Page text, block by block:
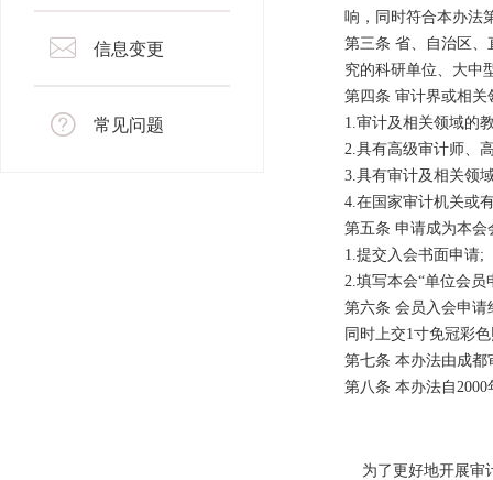
信息变更
常见问题
响，同时符合本办法
第三条 省、自治区
究的科研单位、大中
第四条 审计界或相
1.审计及相关领域的
2.具有高级审计师、
3.具有审计及相关领
4.在国家审计机关或
第五条 申请成为本
1.提交入会书面申请;
2.填写本会“单位会员
第六条 会员入会申
同时上交1寸免冠彩
第七条 本办法由成
第八条 本办法自
为了更好地开展审